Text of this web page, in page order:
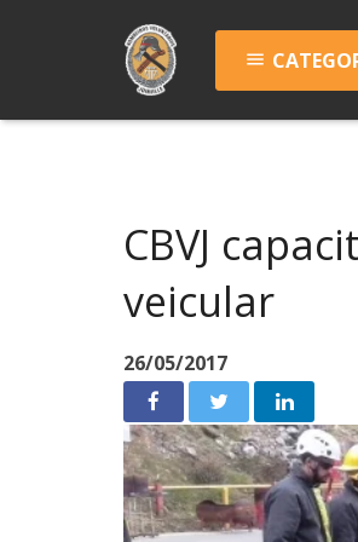
menu
CBVJ
veicular
26/05/2017